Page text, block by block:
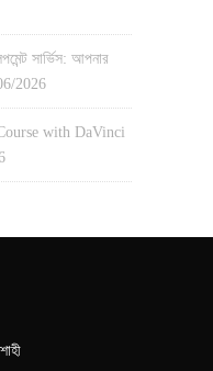
সার্ভিস: আপনার
2026
with DaVinci